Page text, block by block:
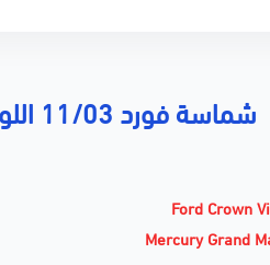
شماسة فورد 11/03 اللون رصاصي